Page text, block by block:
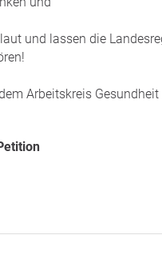
und lassen die
Arbeitskreis